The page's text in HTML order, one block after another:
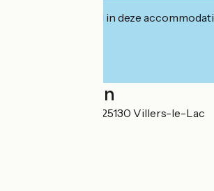
Geïnteresseerd in deze
Localisation
55 route des Fins 25130 Villers-le-Lac